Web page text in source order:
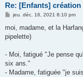
Re: [Enfants]
M
s
a
jeu. déc. 16, 2021 8:10 pm
moi, madame, et la
pipelette)
- Moi, fatigué "Je pense
six ans."
- Madame, fatiguée "je